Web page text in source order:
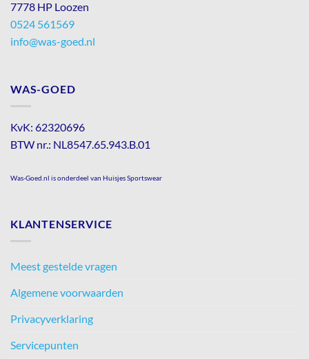
7778 HP Loozen
0524 561569
info@was-goed.nl
WAS-GOED
KvK: 62320696
BTW nr.: NL8547.65.943.B.01
Was-Goed.nl is onderdeel van Huisjes Sportswear
KLANTENSERVICE
Meest gestelde vragen
Algemene voorwaarden
Privacyverklaring
Servicepunten